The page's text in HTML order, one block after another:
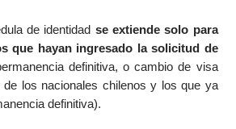
de identidad se extiende solo para
que hayan ingresado la solicitud de
definitiva, o cambio de visa
de los nacionales chilenos y los que ya
definitiva).